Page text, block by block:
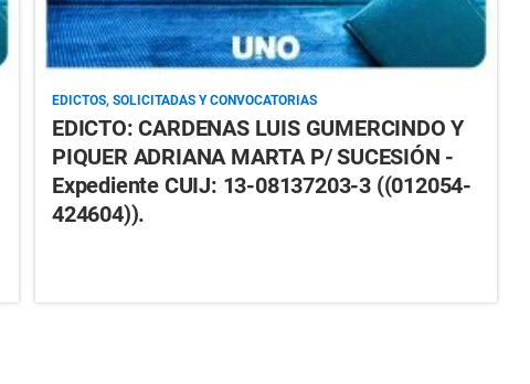
EDICTOS, SOLICITADAS Y CONVOCATORIAS
EDICTO: CARDENAS LUIS GUMERCINDO Y
PIQUER ADRIANA MARTA P/ SUCESIÓN -
Expediente CUIJ: 13-08137203-3 ((012054-
424604)).